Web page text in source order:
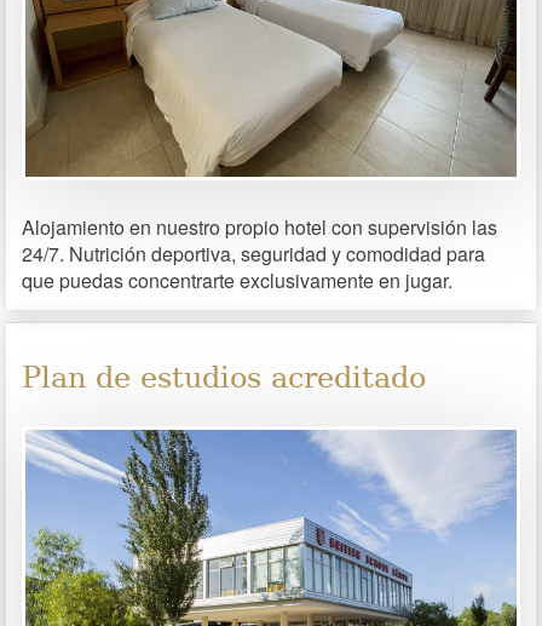
Alojamiento en nuestro propio hotel con supervisión las
24/7. Nutrición deportiva, seguridad y comodidad para
que puedas concentrarte exclusivamente en jugar.
Plan de estudios acreditado